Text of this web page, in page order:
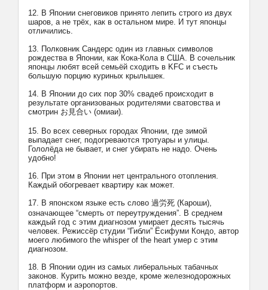
12. В Японии снеговиков принято лепить строго из двух
шаров, а не трёх, как в остальном мире. И тут японцы
отличились.
13. Полковник Сандерс один из главных символов
рождества в Японии, как Кока-Кола в США. В сочельник
японцы любят всей семьёй сходить в KFC и съесть
большую порцию куриных крылышек.
14. В Японии до сих пор 30% свадеб происходит в
результате организованых родителями сватовства и
смотрин お見合い (омиаи).
15. Во всех северных городах Японии, где зимой
выпадает снег, подогреваются тротуары и улицы.
Гололёда не бывает, и снег убирать не надо. Очень
удобно!
16. При этом в Японии нет центрального отопления.
Каждый обогревает квартиру как может.
17. В японском языке есть слово 過労死 (Кароши),
означающее “смерть от переутруждения”. В среднем
каждый год с этим диагнозом умирает десять тысячь
человек. Режиссёр студии “Гибли” Ёсифуми Кондо, автор
моего любимого the whisper of the heart умер с этим
диагнозом.
18. В Японии один из самых либеральных табачных
законов. Курить можно везде, кроме железнодорожных
платформ и аэропортов.